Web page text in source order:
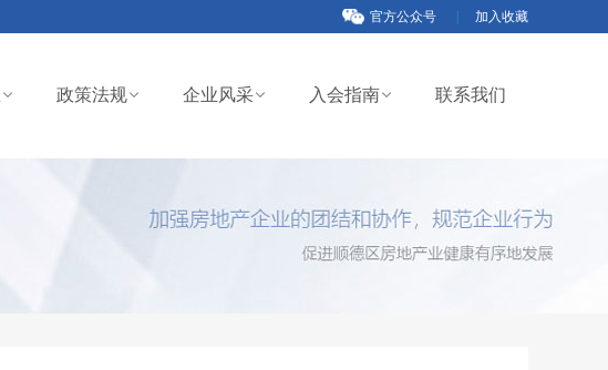
官方公众号 加入收藏
政策法规 企业风采 入会指南 联系我们